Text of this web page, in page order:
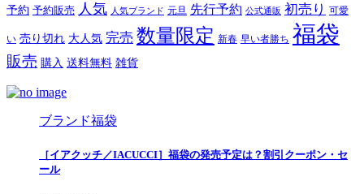
予約 予約販売 人気 人気ブランド 元旦 先行予約 公式通販 初売り 可愛
い 売り切れ 大人気 完売 数量限定 新春 早い者勝ち 福袋
販売 購入 送料無料 雑貨
ブランド福袋
［イアクッチ／IACUCCI］福袋の発売予定は？割引クーポン・セ
ール